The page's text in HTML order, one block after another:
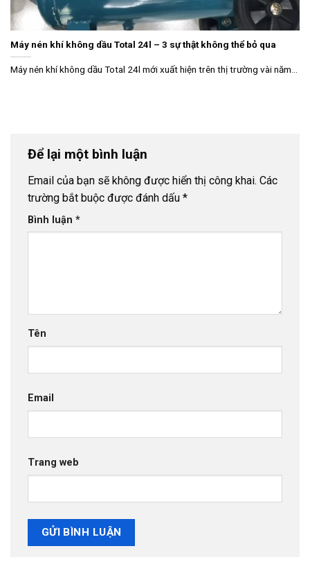
Máy nén khí không dầu Total 24l – 3 sự thật không thể bỏ qua
Máy nén khí không dầu Total 24l mới xuất hiện trên thị trường vài năm...
Để lại một bình luận
Email của bạn sẽ không được hiển thị công khai. Các
trường bắt buộc được đánh dấu *
Bình luận *
Tên
Email
Trang web